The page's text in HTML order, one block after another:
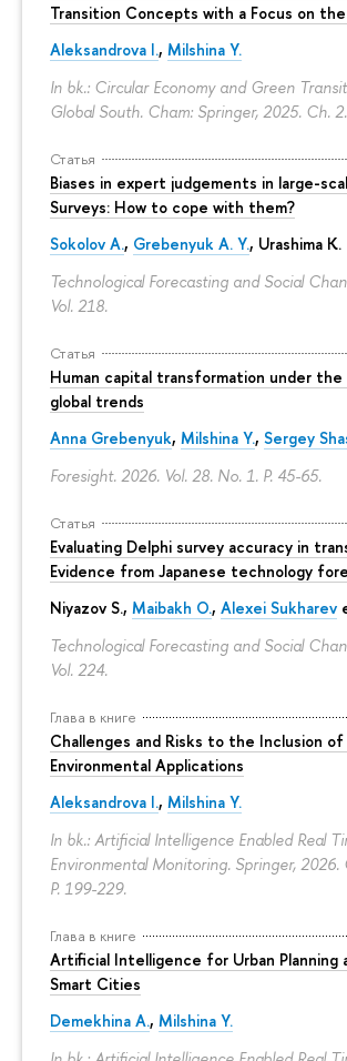
Transition Concepts with a Focus on
Aleksandrova I., Milshina Y.
In bk.: Circular Economy and Green
Global South. Cham: Springer, 2025. Ch. 2.
Статья
Biases in expert judgements in large-
Surveys: How to cope with them?
Sokolov A., Grebenyuk A. Y., Urashima K.
Technological Forecasting and Social
Vol. 218.
Статья
Human capital transformation under
global trends
Anna Grebenyuk, Milshina Y., Sergey
Foresight. 2026. Vol. 28. No. 1. P. 45-65.
Статья
Evaluating Delphi survey accuracy in
Evidence from Japanese technology
Niyazov S., Maibakh O., Alexei Sukharev
Technological Forecasting and Social
Vol. 224.
Глава в книге
Challenges and Risks to the Inclusion
Environmental Applications
Aleksandrova I., Milshina Y.
In bk.: Artificial Intelligence Enabled Real
Environmental Monitoring. Springer, 2026.
P. 199-229.
Глава в книге
Artificial Intelligence for Urban Planning
Smart Cities
Demekhina A., Milshina Y.